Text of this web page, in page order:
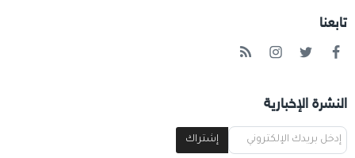
تابعنا
النشرة الإخبارية
إشتراك